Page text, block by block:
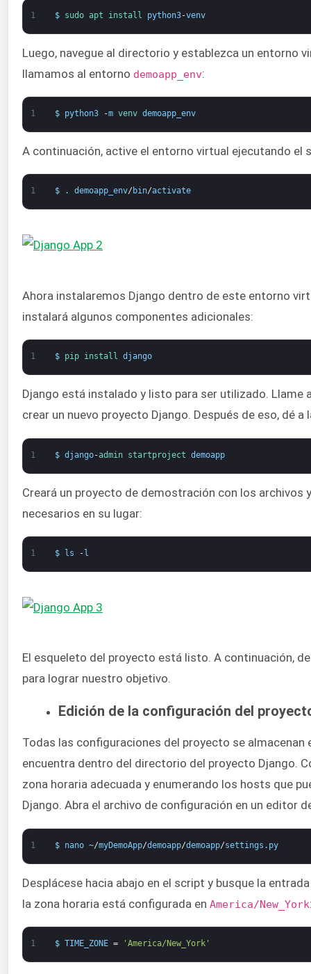
1 $ sudo apt install python3-venv
Luego, navegue al directorio y establezca un entorno
llamamos al entorno demoapp_env:
1 $ python3 -m venv demoapp_env
A continuación, active el entorno virtual ejecutando el
1 $ . demoapp_env/ bin/activate
Ahora instalaremos Django dentro de este entorno
instalará algunos componentes adicionales:
1 $ pip install django
Django está instalado y listo para ser utilizado. Llame
crear un nuevo proyecto Django. Después de eso, dé
1 $ django-admin startproject demoapp
Creará un proyecto de demostración con los archivos
necesarios en su lugar:
1 $ ls - l
El esqueleto del proyecto está listo. A continuación,
para lograr nuestro objetivo.
Edición de la configuración del
Todas las configuraciones del proyecto se almacenan
encuentra dentro del directorio del proyecto Django.
zona horaria adecuada y enumerando los hosts que
Django. Abra el archivo de configuración en un editor
1 $ nano ~/myDemoApp/demoapp/demoapp/settings . py
Desplácese hacia abajo en el script y busque la
la zona horaria está configurada en America/New_York
1 $ TIME_ZONE = 'America/New_York'